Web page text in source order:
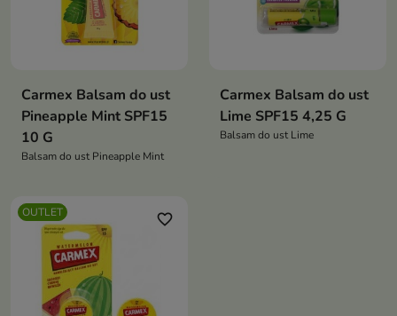
Carmex Balsam do ust
Pineapple Mint SPF15
10 G
Balsam do ust Pineapple Mint
Carmex Balsam do ust
Lime SPF15 4,25 G
Balsam do ust Lime
OUTLET favorite_border